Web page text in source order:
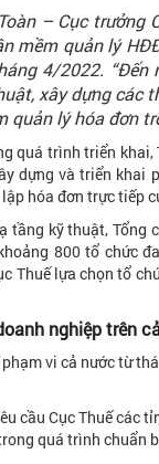
– Cục trưởng
mềm quản lý
4/2022. “Đến
xây dựng các
quản lý hóa đơn
quá trình triển
dựng và triển khai
hóa đơn trực tiếp
tầng kỹ thuật,
800 tổ chức
Thuế lựa chọn tổ
nghiệp trên
vi cả nước từ
cầu Cục Thuế các
quá trình chuẩn